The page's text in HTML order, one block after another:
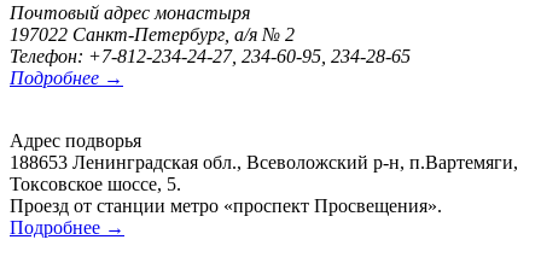
Почтовый адрес монастыря
197022 Санкт-Петербург, а/я № 2
Телефон: +7-812-234-24-27, 234-60-95, 234-28-65
Подробнее →
Адрес подворья
188653 Ленинградская обл., Всеволожский р-н, п.Вартемяги,
Токсовское шоссе, 5.
Проезд от станции метро «проспект Просвещения».
Подробнее →